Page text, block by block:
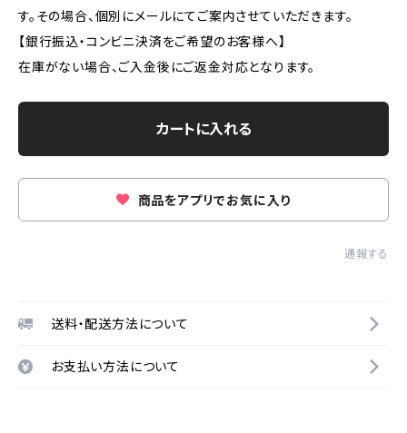
す。その場合、個別にメールにてご案内させていただきます。
【銀行振込・コンビニ決済をご希望のお客様へ】
在庫がない場合、ご入金後にご返金対応となります。
カートに入れる
商品をアプリでお気に入り
通報する
送料・配送方法について
お支払い方法について